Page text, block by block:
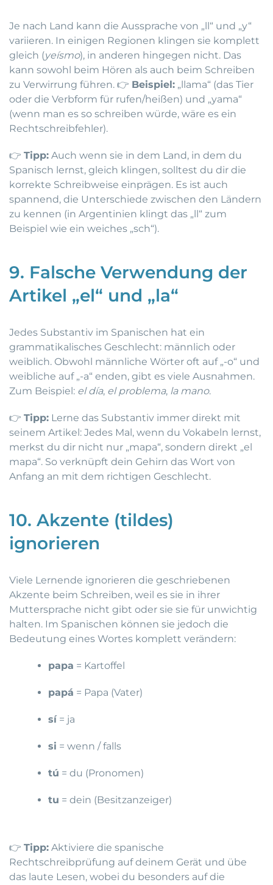
Je nach Land kann die Aussprache von „ll“ und „y“
variieren. In einigen Regionen klingen sie komplett
gleich (yeísmo), in anderen hingegen nicht. Das
kann sowohl beim Hören als auch beim Schreiben
zu Verwirrung führen. 👉 Beispiel: „llama“ (das Tier
oder die Verbform für rufen/heißen) und „yama“
(wenn man es so schreiben würde, wäre es ein
Rechtschreibfehler).
👉 Tipp: Auch wenn sie in dem Land, in dem du
Spanisch lernst, gleich klingen, solltest du dir die
korrekte Schreibweise einprägen. Es ist auch
spannend, die Unterschiede zwischen den Ländern
zu kennen (in Argentinien klingt das „ll“ zum
Beispiel wie ein weiches „sch“).
9. Falsche Verwendung der
Artikel „el“ und „la“
Jedes Substantiv im Spanischen hat ein
grammatikalisches Geschlecht: männlich oder
weiblich. Obwohl männliche Wörter oft auf „-o“ und
weibliche auf „-a“ enden, gibt es viele Ausnahmen.
Zum Beispiel: el día, el problema, la mano.
👉 Tipp: Lerne das Substantiv immer direkt mit
seinem Artikel: Jedes Mal, wenn du Vokabeln lernst,
merkst du dir nicht nur „mapa“, sondern direkt „el
mapa“. So verknüpft dein Gehirn das Wort von
Anfang an mit dem richtigen Geschlecht.
10. Akzente (tildes)
ignorieren
Viele Lernende ignorieren die geschriebenen
Akzente beim Schreiben, weil es sie in ihrer
Muttersprache nicht gibt oder sie sie für unwichtig
halten. Im Spanischen können sie jedoch die
Bedeutung eines Wortes komplett verändern:
papa = Kartoffel
papá = Papa (Vater)
sí= ja
si = wenn / falls
tú = du (Pronomen)
tu = dein (Besitzanzeiger)
👉 Tipp: Aktiviere die spanische
Rechtschreibprüfung auf deinem Gerät und übe
das laute Lesen, wobei du besonders auf die